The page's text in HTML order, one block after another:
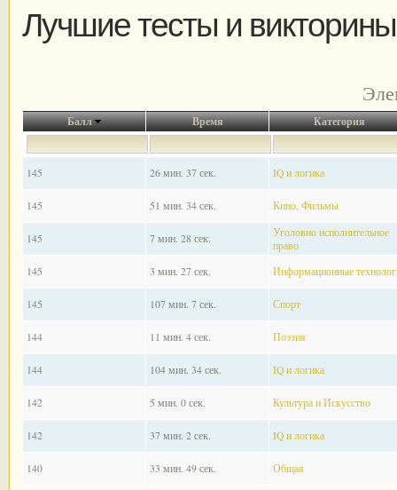
Лучшие тесты и викторины
Балл Время Категория
145 26 мин. 37 сек. IQ и логика
145 51 мин. 34 сек. Кино, Фильмы
145 7 мин. 28 сек.
Уголовно исполнительное
право
145
3 мин. 27 сек. Информационные
145 107 мин. 7 сек. Спорт
144 11 мин. 4 сек. Поэзия
144 104 мин. 34 сек. IQ и логика
142 5 мин. 0 сек. Культура и Искусство
142 37 мин. 2 сек. IQ и логика
140 33 мин. 49 сек. Общая